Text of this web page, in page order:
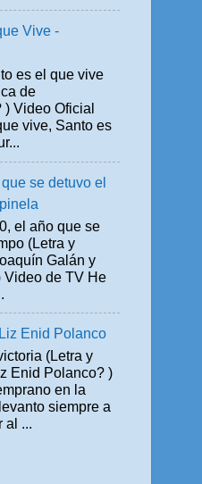
Vive -
es el que vive
de
) Video Oficial
vive, Santo es
se detuvo el
el año que se
(Letra y
Galán y
Video de TV He
Enid Polanco
(Letra y
Enid Polanco? )
en la
siempre a
al ...